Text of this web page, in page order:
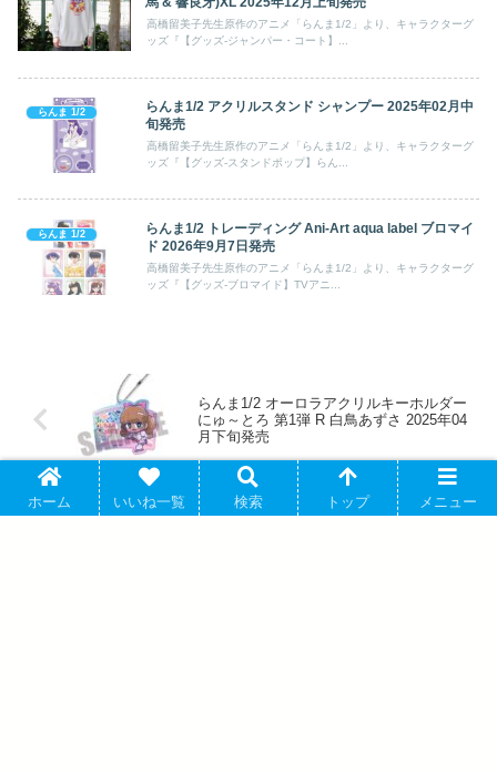
高橋留美子先生原作のアニメ「らんま1/2」より、キャラクターグ
ッズ『【グッズ-ジャンパー・コート】...
らんま 1/2
らんま1/2 アクリルスタンド シャンプー 2025年02月中
旬発売
高橋留美子先生原作のアニメ「らんま1/2」より、キャラクターグ
ッズ『【グッズ-スタンドポップ】らん...
らんま 1/2
らんま1/2 トレーディング Ani-Art aqua label ブロマイ
ド 2026年9月7日発売
高橋留美子先生原作のアニメ「らんま1/2」より、キャラクターグ
ッズ『【グッズ-ブロマイド】TVアニ...
らんま1/2 オーロラアクリルキーホルダー
にゅ～とろ 第1弾 R 白鳥あずさ 2025年04
月下旬発売
ホーム いいね一覧 検索 トップ メニュー